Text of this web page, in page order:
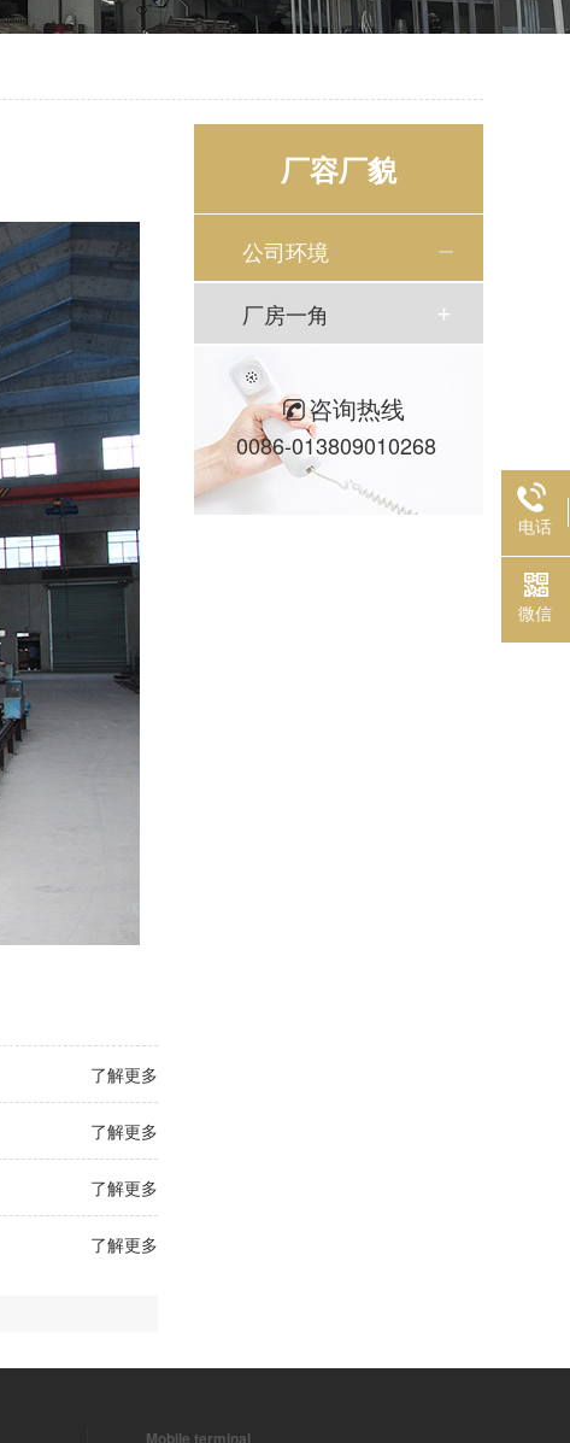
厂容厂貌
公司环境
厂房一角
咨询热线
0086-013809010268
了解更多
了解更多
了解更多
了解更多
Mobile terminal
电话
微信